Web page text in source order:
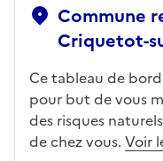
Commune
Criquetot-
Ce tableau de
pour but de vous
des risques
de chez vous. Voir